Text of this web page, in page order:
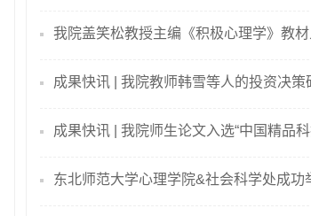
我院盖笑松教授主编《积极心理学》教材
成果快讯 | 我院教师韩雪等人的投资决
成果快讯 | 我院师生论文入选“中国精品
东北师范大学心理学院&社会科学处成功